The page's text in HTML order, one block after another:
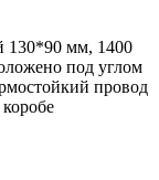
130*90 мм, 1400
под углом
провод